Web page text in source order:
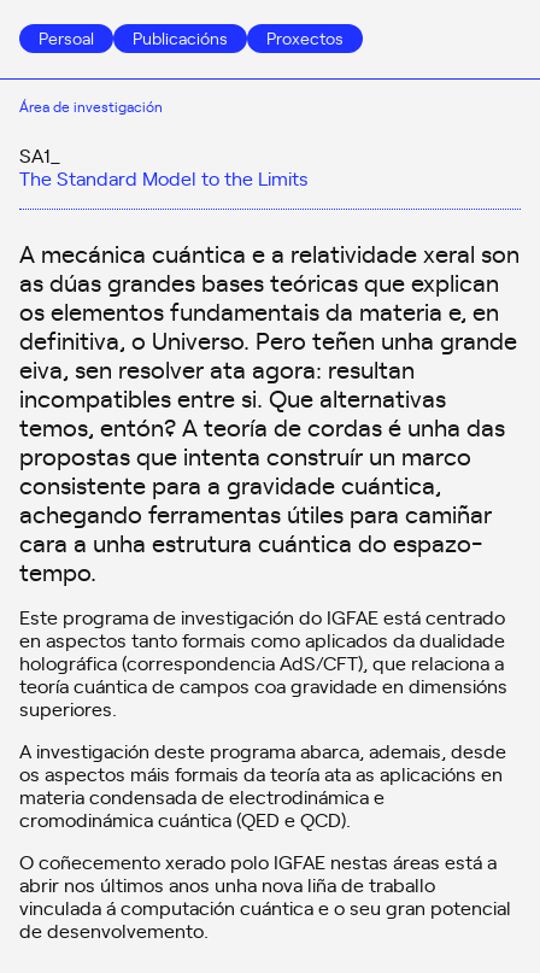
Persoal Publicacións Proxectos
Área de investigación
SA1_
The Standard Model to the Limits
A mecánica cuántica e a relatividade xeral son
as dúas grandes bases teóricas que explican
os elementos fundamentais da materia e, en
definitiva, o Universo. Pero teñen unha grande
eiva, sen resolver ata agora: resultan
incompatibles entre si. Que alternativas
temos, entón? A teoría de cordas é unha das
propostas que intenta construír un marco
consistente para a gravidade cuántica,
achegando ferramentas útiles para camiñar
cara a unha estrutura cuántica do espazo-
tempo.
Este programa de investigación do IGFAE está centrado
en aspectos tanto formais como aplicados da dualidade
holográfica (correspondencia AdS/CFT), que relaciona a
teoría cuántica de campos coa gravidade en dimensións
superiores.
A investigación deste programa abarca, ademais, desde
os aspectos máis formais da teoría ata as aplicacións en
materia condensada de electrodinámica e
cromodinámica cuántica (QED e QCD).
O coñecemento xerado polo IGFAE nestas áreas está a
abrir nos últimos anos unha nova liña de traballo
vinculada á computación cuántica e o seu gran potencial
de desenvolvemento.